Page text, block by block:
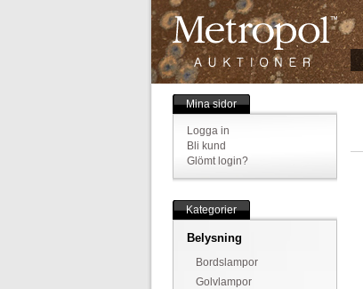
Mina sidor
Logga in
Bli kund
Glömt login?
Kategorier
Belysning
Bordslampor
Golvlampor